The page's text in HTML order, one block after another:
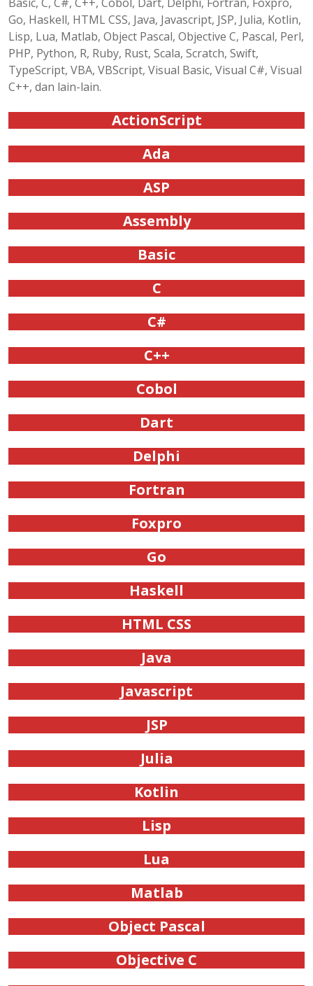
Basic, C, C#, C++, Cobol, Dart, Delphi, Fortran, Foxpro,
Go, Haskell, HTML CSS, Java, Javascript, JSP, Julia, Kotlin,
Lisp, Lua, Matlab, Object Pascal, Objective C, Pascal, Perl,
PHP, Python, R, Ruby, Rust, Scala, Scratch, Swift,
TypeScript, VBA, VBScript, Visual Basic, Visual C#, Visual
C++, dan lain-lain.
ActionScript
Ada
ASP
Assembly
Basic
C
C#
C++
Cobol
Dart
Delphi
Fortran
Foxpro
Go
Haskell
HTML CSS
Java
Javascript
JSP
Julia
Kotlin
Lisp
Lua
Matlab
Object Pascal
Objective C